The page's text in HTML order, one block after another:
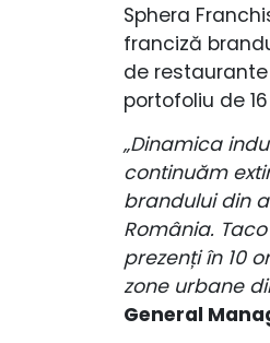
Sphera
franciză
de
portofoliu de
„Dinamica
continuăm
brandului din
România.
prezenți în 10
zone urbane
General